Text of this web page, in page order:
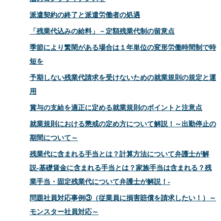
派遣契約の終了と派遣労働者の処遇
「残業代込みの給料」－定額残業代制の留意点
季節により繁閑がある場合は１年単位の変形労働時間制で時
短を
予期しない残業代請求を受けないための就業規則の規定と運
用
賞与の支給を適正に定める就業規則のポイントと注意点
就業規則における懲戒の定め方について解説！～出勤停止の
期間について～
残業代に含まれる手当とは？計算方法について弁護士が解
説-基礎賃金に含まれる手当とは？家族手当は含まれる？残
業手当・固定残業代について弁護士が解説！-
問題社員対応事例③（従業員に損害賠償を請求したい！）～
モンスター社員対応～